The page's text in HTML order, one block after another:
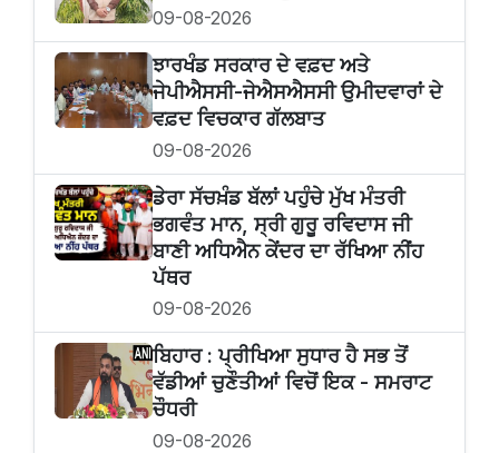
09-08-2026
ਝਾਰਖੰਡ ਸਰਕਾਰ ਦੇ ਵਫ਼ਦ ਅਤੇ
ਜੇਪੀਐਸਸੀ-ਜੇਐਸਐਸਸੀ ਉਮੀਦਵਾਰਾਂ ਦੇ
ਵਫ਼ਦ ਵਿਚਕਾਰ ਗੱਲਬਾਤ
09-08-2026
ਡੇਰਾ ਸੱਚਖ਼ੰਡ ਬੱਲਾਂ ਪਹੁੰਚੇ ਮੁੱਖ ਮੰਤਰੀ
ਭਗਵੰਤ ਮਾਨ, ਸ੍ਰੀ ਗੁਰੂ ਰਵਿਦਾਸ ਜੀ
ਬਾਣੀ ਅਧਿਐਨ ਕੇਂਦਰ ਦਾ ਰੱਖਿਆ ਨੀਂਹ
ਪੱਥਰ
09-08-2026
ਬਿਹਾਰ : ਪ੍ਰੀਖਿਆ ਸੁਧਾਰ ਹੈ ਸਭ ਤੋਂ
ਵੱਡੀਆਂ ਚੁਣੌਤੀਆਂ ਵਿਚੋਂ ਇਕ - ਸਮਰਾਟ
ਚੌਧਰੀ
09-08-2026